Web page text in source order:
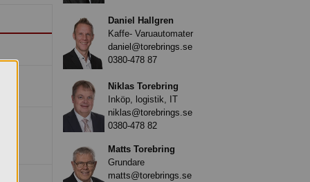
Daniel Hallgren
Kaffe- Varuautomater
daniel@torebrings.se
0380-478 87
Niklas Torebring
Inköp, logistik, IT
niklas@torebrings.se
0380-478 82
Matts Torebring
Grundare
matts@torebrings.se